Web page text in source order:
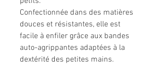
Confectionnée dans des matières
douces et résistantes, elle est
facile à enfiler grâce aux bandes
auto-agrippantes adaptées à la
dextérité des petites mains.